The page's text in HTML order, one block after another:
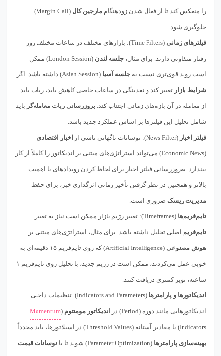
را منعکس کند تا از فعال شدن زودهنگام مارجین کال (Margin Call)
جلوگیری شود.
فیلترهای زمانی (Time Filters): بازارهای مختلف در ساعات مختلف روز
رفتار متفاوتی دارند. برای مثال، جلسه لندن (London Session) ممکن
است روند قوی‌تری نسبت به جلسه آسیا (Asian Session) داشته باشد. اگر
شرایط بازار تغییر کند و نقدینگی در ساعات خاصی کاهش یابد، ربات باید
از معامله در آن بازه‌های زمانی اجتناب کند. بروزرسانی ربات معامله‌گر باید
شامل تحلیل این فیلترها بر اساس عملکرد جدید باشد.
فیلتر اخبار (News Filter): نوسانات ناگهانی ناشی از اخبار اقتصادی
(Economic News) می‌تواند استراتژی‌های مبتنی بر اندیکاتور را کاملاً از کار
بیندازد. به‌روزرسانی فیلتر اخبار برای لحاظ کردن رویدادهای با اهمیت
بالاتر و همچنین در نظر گرفتن تأخیر زمانی اثرگذاری خبر، برای حفظ
مدیریت ریسک ضروری است.
تایم‌فریم‌ها (Timeframes): تغییر رژیم بازار ممکن است نیاز به تغییر
تایم‌فریم اصلی تحلیل داشته باشد. برای مثال، استراتژی‌های مبتنی بر
هوش مصنوعی (Artificial Intelligence) که روی تایم‌فریم ۱۵ دقیقه‌ای به
خوبی عمل می‌کردند، ممکن است در رژیم جدید، با تحلیل روی تایم‌فریم ۱
ساعته، نویز کمتری دریافت کنند.
اندیکاتورها و پارامترها (Indicators and Parameters): تنظیمات داخلی
اندیکاتورهایی مانند دوره (Period) در اندیکاتور مومنتوم (
Momentum
Indicators) یا مقادیر آستانه (Threshold Values) در اسیلاتورها، باید مجدداً
بهینه‌سازی پارامترها (Parameter Optimization) شوند تا با نوسانات قیمت